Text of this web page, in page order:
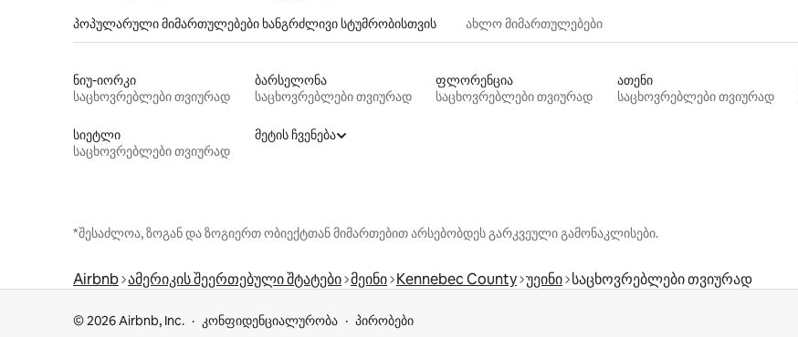
პოპულარული მიმართულებები ხანგრძლივი სტუმრობისთვის ახლო მიმართულებები
ნიუ-იორკი
საცხოვრებლები თვიურად
ბარსელონა
საცხოვრებლები თვიურად
ფლორენცია
საცხოვრებლები თვიურად
ათენი
საცხოვრებლები თვიურად
სიეტლი
საცხოვრებლები თვიურად
მეტის ჩვენება
*შესაძლოა, ზოგან და ზოგიერთ ობიექტთან მიმართებით არსებობდეს გარკვეული გამონაკლისები.
Airbnb ამერიკის შეერთებული შტატები მეინი Kennebec County უეინი საცხოვრებლები თვიურად
© 2026 Airbnb, Inc. კონფიდენციალურობა პირობები